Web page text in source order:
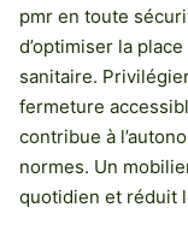
pmr en toute
d’optimiser la
sanitaire.
fermeture
contribue à
normes. Un
quotidien et réduit